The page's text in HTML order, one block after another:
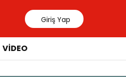
Giriş Yap
VIDEO